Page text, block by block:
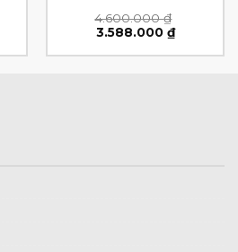
4.600.000₫
Giá
là:
3.588.000 ₫Giá
tại